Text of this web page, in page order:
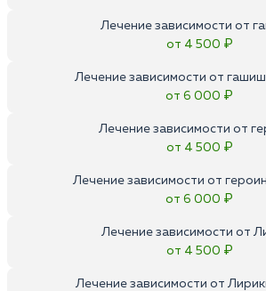
Лечение зависимости от
от 4 500 ₽
Лечение зависимости от
от 6 000 ₽
Лечение зависимости от
от 4 500 ₽
Лечение зависимости от
от 6 000 ₽
Лечение зависимости от
от 4 500 ₽
Лечение зависимости от